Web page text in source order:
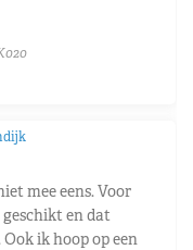
mee eens. Voor
en dat
ik hoop op een